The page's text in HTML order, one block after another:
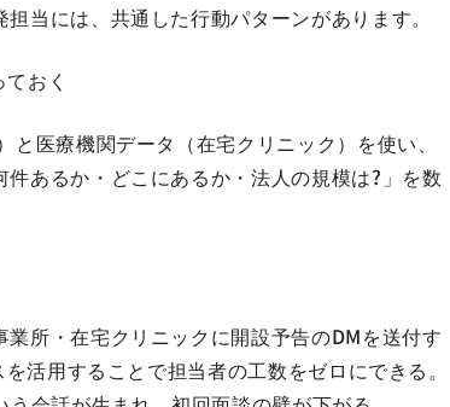
当には、共通した行動パターンがあります。
おく
医療機関データ（在宅クリニック）を使い、
あるか・どこにあるか・法人の規模は?」を数
所・在宅クリニックに開設予告のDMを送付す
活用することで担当者の工数をゼロにできる。